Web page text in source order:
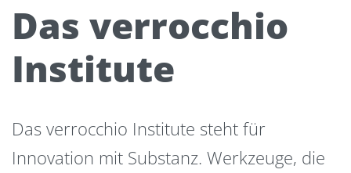
Das verrocchio
Institute
Das verrocchio Institute steht für
Innovation mit Substanz. Werkzeuge, die